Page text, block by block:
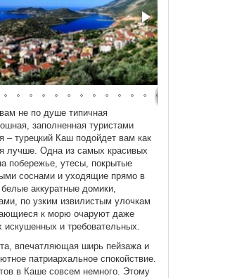
не по душе типичная
заполненная туристами
– турецкий Каш подойдет вам как
лучше. Одна из самых красивых
побережье, утесы, покрытые
соснами и уходящие прямо в
аккуратные домики,
по узким извилистым улочкам
к морю очаруют даже
искушенных и требовательных.
впечатляющая ширь пейзажа и
патриархальное спокойствие.
в Каше совсем немного. Этому